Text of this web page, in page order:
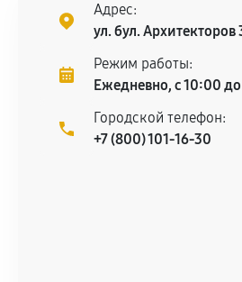
Адрес:
ул. бул. Архитекторов
Режим работы:
Ежедневно, с 10:00
Городской телефон:
+7 (800) 101-16-30